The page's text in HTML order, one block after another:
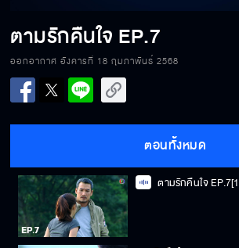
ตามรักคืนใจ EP.7
ออกอากาศ อังคารที่ 18 กุมภาพันธ์ 2568
ตอนทั้งหมด
ตามรักคืนใจ